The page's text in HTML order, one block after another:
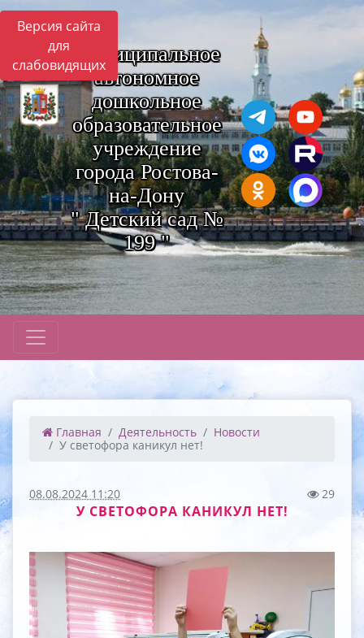
Версия сайта
для
слабовидящихМуниципальное
автономное
дошкольное
образовательное
учреждение
города Ростова-
на-Дону
" Детский сад №
199 "
Главная Деятельность
Новости
У светофора каникул нет!
08.08.2024 11:20 29
У СВЕТОФОРА КАНИКУЛ НЕТ!